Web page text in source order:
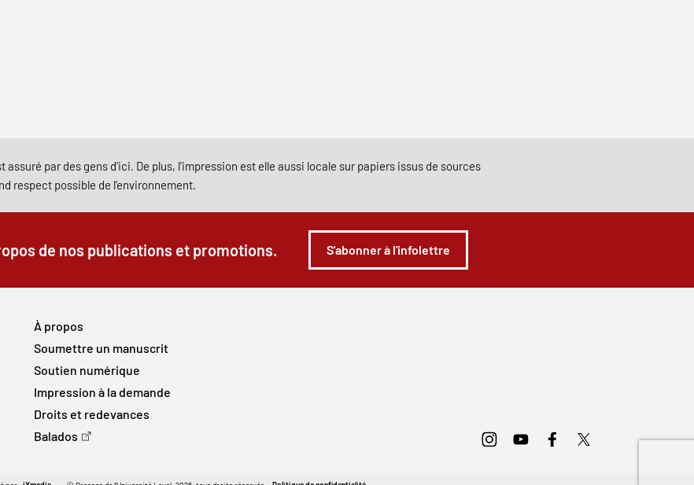
assuré par des gens d'ici. De plus, l'impression est elle aussi locale sur papiers issus de sources
respect possible de l'environnement.
de nos publications et promotions. S'abonner à l'infolettre
À propos
Soumettre un manuscrit
Soutien numérique
Impression à la demande
Droits et redevances
Balados
InstagramYoutubeFacebookTwitter